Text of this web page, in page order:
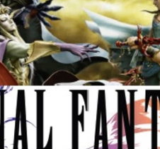
ZBĚSILE 10
PREDÁTOR